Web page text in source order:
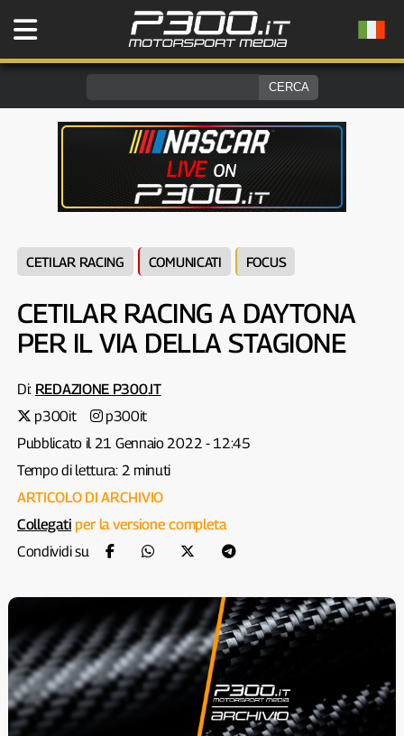
CETILAR RACING COMUNICATI FOCUS
CETILAR RACING A DAYTONA
PER IL VIA DELLA STAGIONE
Di: REDAZIONE P300.IT
p300it
p300it
Pubblicato il 21 Gennaio 2022 - 12:45
Tempo di lettura: 2 minuti
ARTICOLO DI ARCHIVIO
Collegati per la versione completa
Condividi su